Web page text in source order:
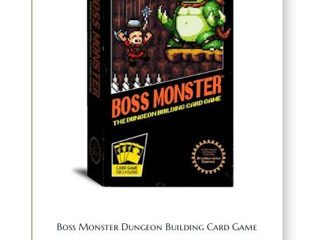
Boss Monster Dungeon Building Card Game